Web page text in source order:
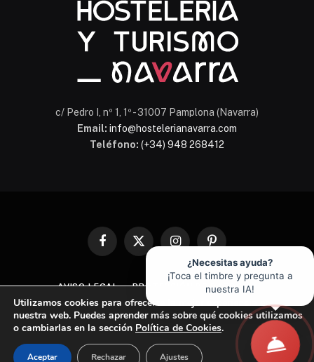
¿Necesitas ayuda?
¡Toca el timbre y pregunta a
nuestra IA!
c/ Pedro I, nº 1, 1º - 31007 Pamplona (Navarra)
Email: info@hostelerianavarra.com
Teléfono: (+34) 948 268412
Facebook
X
(Twitter)
InstagramPinterest
AVISO LEGAL PROTECCIÓN DE DATOS
POLÍTICA DE COOKIES
© 2026 Asociación de Hostelería y Turismo de Navarra
Utilizamos cookies para ofrecerte la mejor experiencia en
nuestra web. Puedes aprender más sobre qué cookies utilizamos
o cambiarlas en la sección Política de Cookies.
Aceptar Rechazar Ajustes